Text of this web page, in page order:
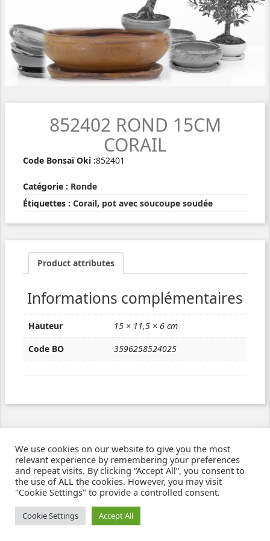
852402 ROND 15CM
CORAIL
Code Bonsaï Oki :852401
Catégorie : Ronde
Étiquettes : Corail, pot avec soucoupe soudée
Product attributes
Informations complémentaires
Hauteur
15 × 11,5 × 6 cm
Code BO
3596258524025
Ziben - Agence web - Création de sites e-commerce à Clermont-Ferrand
© 2021
We use cookies on our website to give you the most
relevant experience by remembering your preferences
and repeat visits. By clicking “Accept All”, you consent to
the use of ALL the cookies. However, you may visit
"Cookie Settings" to provide a controlled consent.
Cookie Settings Accept All